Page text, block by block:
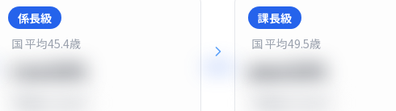
係長級
国 平均45.4歳
課長級
国 平均49.5歳